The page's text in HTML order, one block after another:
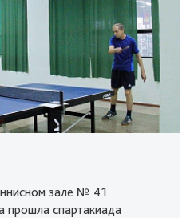
зале № 41
прошла спартакиада